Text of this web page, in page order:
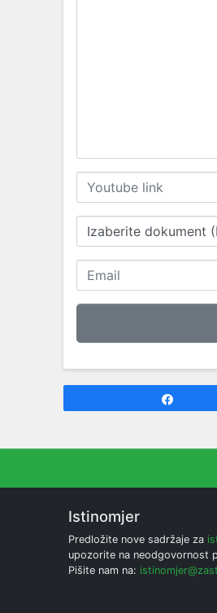
Izaberite dokument
Istinomjer
Predložite nove sadržaje za
upozorite na neodgovornost
Pišite nam na: